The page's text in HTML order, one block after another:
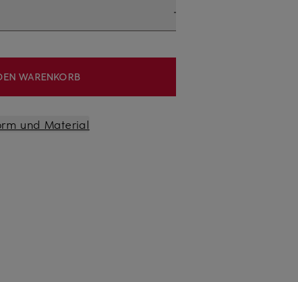
WARENKORB
und Material